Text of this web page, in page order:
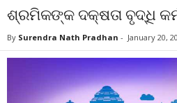
ଶ୍ରମିକଙ୍କ ଦକ୍ଷତା ବୃଦ୍ଧି
By Surendra Nath Pradhan - January 20,